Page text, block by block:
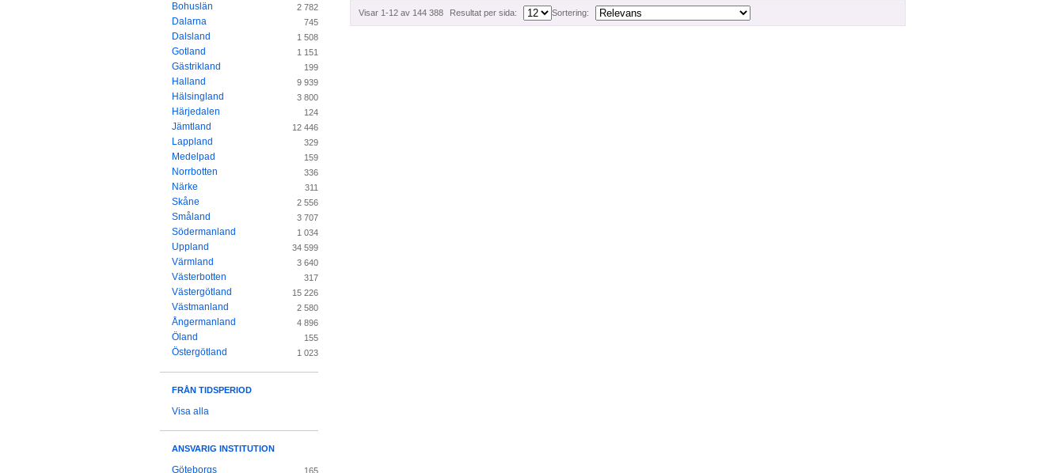
Visar 1-12 av 144 388 Resultat per sida: Sortering:
Bohuslän 2 782
Dalarna 745
Dalsland 1 508
Gotland 1 151
Gästrikland 199
Halland 9 939
Hälsingland 3 800
Härjedalen 124
Jämtland 12 446
Lappland 329
Medelpad 159
Norrbotten 336
Närke 311
Skåne 2 556
Småland 3 707
Södermanland 1 034
Uppland 34 599
Värmland 3 640
Västerbotten 317
Västergötland 15 226
Västmanland 2 580
Ångermanland 4 896
Öland 155
Östergötland 1 023
FRÅN TIDSPERIOD
Visa alla
ANSVARIG INSTITUTION
Göteborgs 165